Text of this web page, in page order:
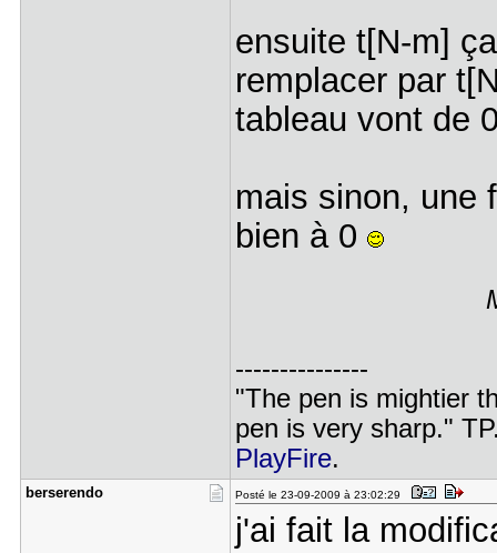
ensuite t[N-m]
remplacer par
tableau vont de
mais sinon, une
bien à 0
---------------
"The pen is mightier
pen is very sharp."
PlayFire.
berserendo Posté le 23-09-2009 à 23:02:29
j'ai fait la